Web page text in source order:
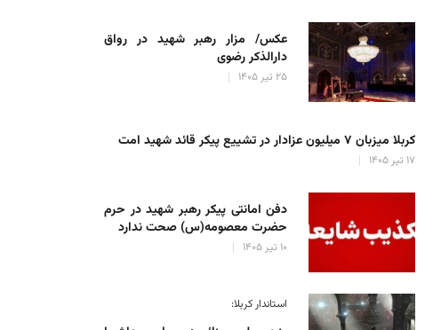
عکس/ مزار رهبر شهید در رواق
دارالذکر رضوی
۲۵ تیر ۱۴۰۵
کربلا میزبان ۷ میلیون عزادار در تشییع پیکر قائد شهید امت
۱۷ تیر ۱۴۰۵
دفن امانتی پیکر رهبر شهید در حرم
حضرت معصومه(س) صحت ندارد
۱۰ تیر ۱۴۰۵
استاندار کربلا: